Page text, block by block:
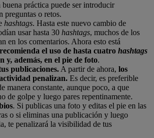
buena práctica puede ser introducir
preguntas o retos.
hashtags. Hasta este nuevo cambio de
usar hasta 30 hashtags, muchos de los
en los comentarios. Ahora esto está
el uso de hasta cuatro hashtags
y, además, en el pie de foto.
publicaciones. A partir de ahora, los
penalizan. Es decir, es preferible
manera constante, aunque poco, a que
de golpe y luego pares repentinamente.
. Si publicas una foto y editas el pie en las
o si eliminas una publicación y luego
te penalizará la visibilidad de tus